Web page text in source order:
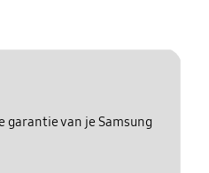
garantie van je Samsung